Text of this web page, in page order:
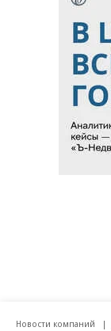
Новости компаний